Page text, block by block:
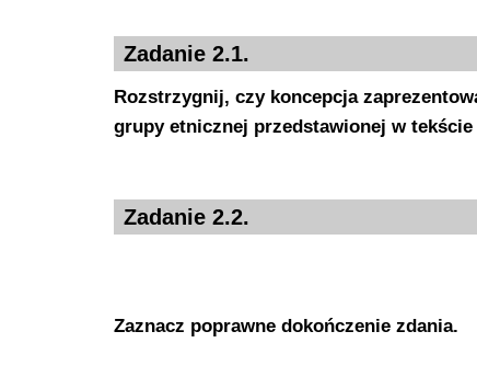
Zadanie 2.1.
Rozstrzygnij, czy koncepcja
grupy etnicznej przedstawionej w
Zadanie 2.2.
Zaznacz poprawne dokończenie zdania.